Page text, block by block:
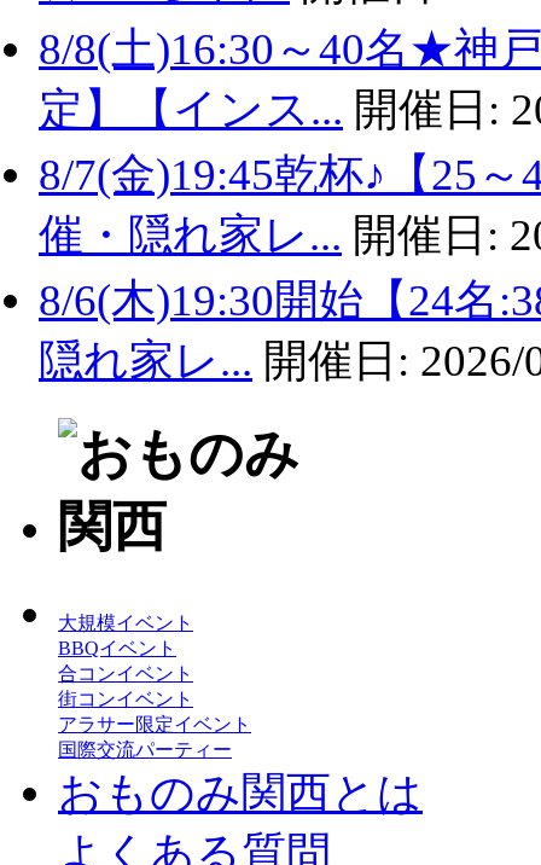
8/8(土)16:30～40名★神
定】【インス... 開催日:
8/7(金)19:45乾杯♪【25
催・隠れ家レ... 開催日:
8/6(木)19:30開始【24名
隠れ家レ... 開催日: 2026/
大規模イベント
BBQイベント
合コンイベント
街コンイベント
アラサー限定イベント
国際交流パーティー
おものみ関西とは
よくある質問